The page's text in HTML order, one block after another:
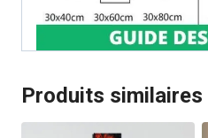
Produits similaires